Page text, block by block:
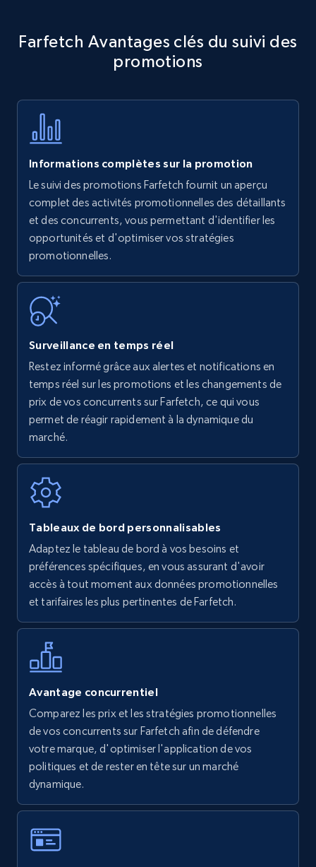
specific keywords
Title, Seller name, Brand, Description, Initial
Amazon products - find products by using
upc numbers
Title, Seller name, Brand, Description, Initial
price, Currency, Availability, Reviews count, and
35.3K+
Amazon Reviews
URL, Product name, Product rating, Product
rating object, Product rating max, Rating,
Author name, Asin, and more.
URL, Final price, Sku, Currency, Gtin,
Specifications, Image urls, Top reviews, and
more.
5.6K+ 877+ Commencer
Walmart - products - Find new products by
using specific category URL
URL, Final price, Sku, Currency, Gtin,
Specifications, Image urls, Top reviews, and
more.
5.6K+ 877+ Commencer
Farfetch Avantages clés du suivi des
promotions
Informations complètes sur la promotion
Le suivi des promotions Farfetch fournit un aperçu
complet des activités promotionnelles des détaillants
et des concurrents, vous permettant d'identifier les
opportunités et d'optimiser vos stratégies
promotionnelles.
Surveillance en temps réel
Restez informé grâce aux alertes et notifications en
temps réel sur les promotions et les changements de
prix de vos concurrents sur Farfetch, ce qui vous
permet de réagir rapidement à la dynamique du
marché.
Tableaux de bord personnalisables
Adaptez le tableau de bord à vos besoins et
préférences spécifiques, en vous assurant d'avoir
accès à tout moment aux données promotionnelles
et tarifaires les plus pertinentes de Farfetch.
Avantage concurrentiel
Comparez les prix et les stratégies promotionnelles
de vos concurrents sur Farfetch afin de défendre
votre marque, d'optimiser l'application de vos
politiques et de rester en tête sur un marché
dynamique.